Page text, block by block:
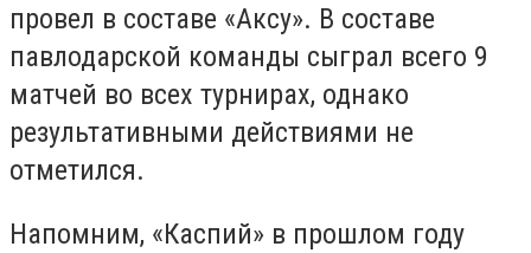
провел в составе «Аксу». В составе
павлодарской команды сыграл всего 9
матчей во всех турнирах, однако
результативными действиями не
отметился.
Напомним, «Каспий» в прошлом году